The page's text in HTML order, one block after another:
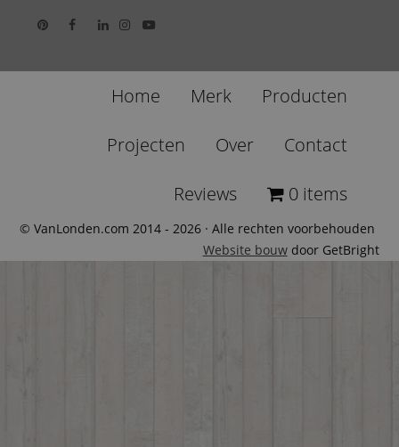
Home Merk Producten
Projecten Over Contact
Reviews 0 items
© VanLonden.com 2014 - 2026 · Alle rechten voorbehouden
Website bouwdoor GetBright